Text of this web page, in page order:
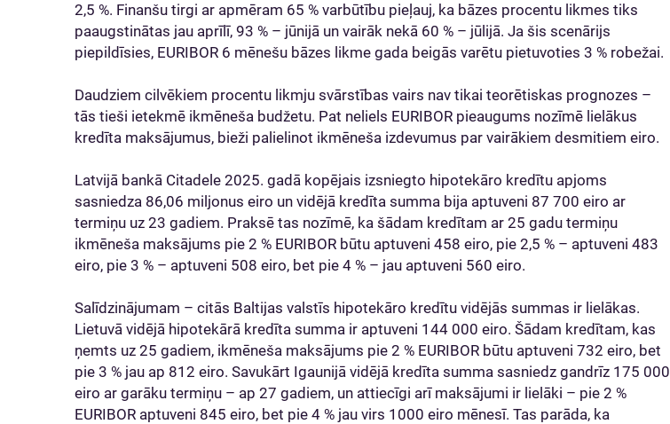
2,5 %. Finanšu tirgi ar apmēram 65 % varbūtību pieļauj, ka bāzes procentu likmes tiks
paaugstinātas jau aprīlī, 93 % – jūnijā un vairāk nekā 60 % – jūlijā. Ja šis scenārijs
piepildīsies, EURIBOR 6 mēnešu bāzes likme gada beigās varētu pietuvoties 3 % robežai.
Daudziem cilvēkiem procentu likmju svārstības vairs nav tikai teorētiskas prognozes –
tās tieši ietekmē ikmēneša budžetu. Pat neliels EURIBOR pieaugums nozīmē lielākus
kredīta maksājumus, bieži palielinot ikmēneša izdevumus par vairākiem desmitiem eiro.
Latvijā bankā Citadele 2025. gadā kopējais izsniegto hipotekāro kredītu apjoms
sasniedza 86,06 miljonus eiro un vidējā kredīta summa bija aptuveni 87 700 eiro ar
termiņu uz 23 gadiem. Praksē tas nozīmē, ka šādam kredītam ar 25 gadu termiņu
ikmēneša maksājums pie 2 % EURIBOR būtu aptuveni 458 eiro, pie 2,5 % – aptuveni 483
eiro, pie 3 % – aptuveni 508 eiro, bet pie 4 % – jau aptuveni 560 eiro.
Salīdzinājumam – citās Baltijas valstīs hipotekāro kredītu vidējās summas ir lielākas.
Lietuvā vidējā hipotekārā kredīta summa ir aptuveni 144 000 eiro. Šādam kredītam, kas
ņemts uz 25 gadiem, ikmēneša maksājums pie 2 % EURIBOR būtu aptuveni 732 eiro, bet
pie 3 % jau ap 812 eiro. Savukārt Igaunijā vidējā kredīta summa sasniedz gandrīz 175 000
eiro ar garāku termiņu – ap 27 gadiem, un attiecīgi arī maksājumi ir lielāki – pie 2 %
EURIBOR aptuveni 845 eiro, bet pie 4 % jau virs 1000 eiro mēnesī. Tas parāda, ka